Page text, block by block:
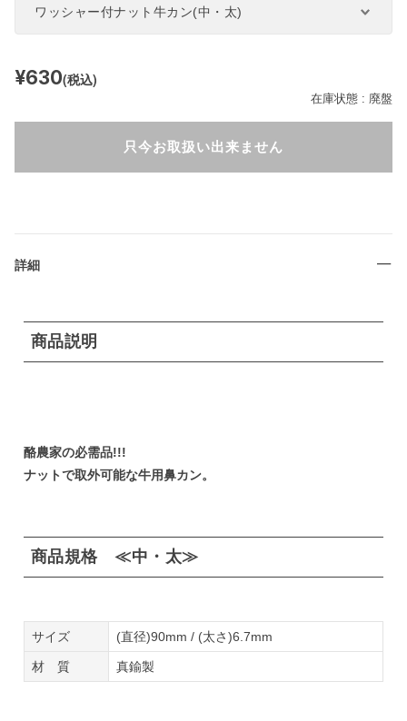
在庫状態 : 廃盤
¥630(税込)
只今お取扱い出来ません
詳細
商品説明
酪農家の必需品!!!
ナットで取外可能な牛用鼻カン。
商品規格 ≪中・太≫
サイズ (直径)90mm / (太さ)6.7mm
材 質 真鍮製